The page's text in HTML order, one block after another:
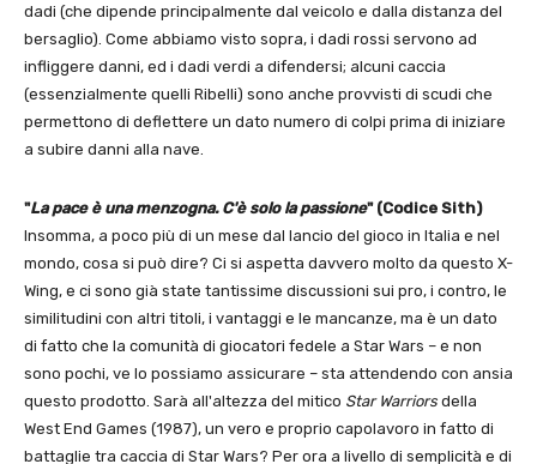
dadi (che dipende principalmente dal veicolo e dalla distanza del
bersaglio). Come abbiamo visto sopra, i dadi rossi servono ad
infliggere danni, ed i dadi verdi a difendersi; alcuni caccia
(essenzialmente quelli Ribelli) sono anche provvisti di scudi che
permettono di deflettere un dato numero di colpi prima di iniziare
a subire danni alla nave.
"La pace è una menzogna. C'è solo la passione" (Codice Sith)
Insomma, a poco più di un mese dal lancio del gioco in Italia e nel
mondo, cosa si può dire? Ci si aspetta davvero molto da questo X-
Wing, e ci sono già state tantissime discussioni sui pro, i contro, le
similitudini con altri titoli, i vantaggi e le mancanze, ma è un dato
di fatto che la comunità di giocatori fedele a Star Wars – e non
sono pochi, ve lo possiamo assicurare – sta attendendo con ansia
questo prodotto. Sarà all'altezza del mitico Star Warriors della
West End Games (1987), un vero e proprio capolavoro in fatto di
battaglie tra caccia di Star Wars? Per ora a livello di semplicità e di